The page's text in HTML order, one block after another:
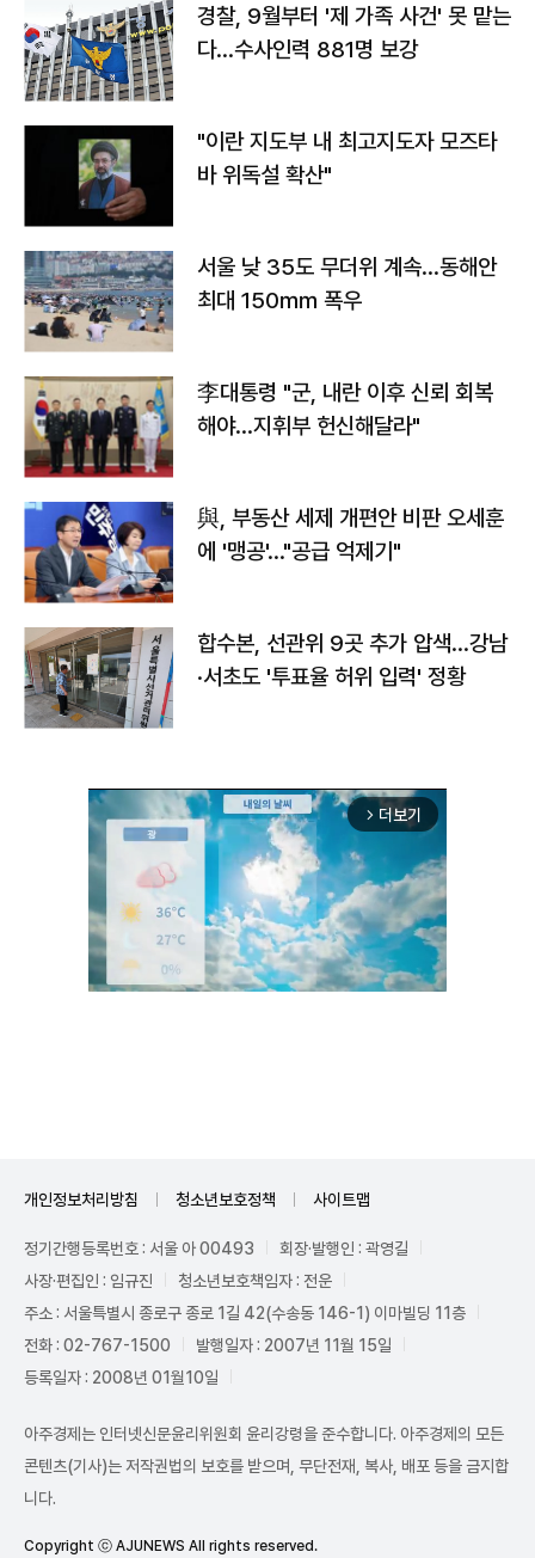
경찰, 9월부터 '제 가족 사건' 못 맡는
다…수사인력 881명 보강
"이란 지도부 내 최고지도자 모즈타
바 위독설 확산"
서울 낮 35도 무더위 계속…동해안
최대 150㎜ 폭우
李대통령 "군, 내란 이후 신뢰 회복
해야…지휘부 헌신해달라"
與, 부동산 세제 개편안 비판 오세훈
에 '맹공'…"공급 억제기"
합수본, 선관위 9곳 추가 압색…강남
·서초도 '투표율 허위 입력' 정황
arrow_forward_ios 더보기
개인정보처리방침 청소년보호정책 사이트맵
정기간행등록번호 : 서울 아 00493
회장·발행인 : 곽영길
사장·편집인 : 임규진
청소년보호책임자 : 전운
주소 : 서울특별시 종로구 종로 1길 42(수송동 146-1) 이마빌딩 11층
전화 : 02-767-1500
발행일자 : 2007년 11월 15일
등록일자 : 2008년 01월10일
아주경제는 인터넷신문윤리위원회 윤리강령을 준수합니다. 아주경제의 모든
콘텐츠(기사)는 저작권법의 보호를 받으며, 무단전재, 복사, 배포 등을 금지합
니다.
Copyright ⓒ AJUNEWS All rights reserved.